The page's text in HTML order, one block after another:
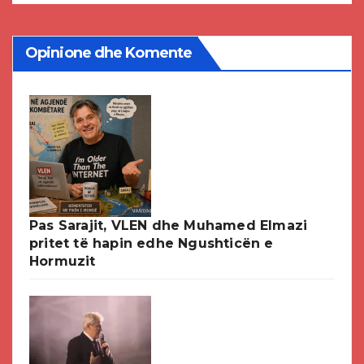
Opinione dhe Komente
Pas Sarajit, VLEN dhe Muhamed Elmazi
pritet të hapin edhe Ngushticën e
Hormuzit